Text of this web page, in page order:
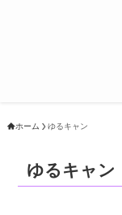
ホーム ゆるキャン
ゆるキャン